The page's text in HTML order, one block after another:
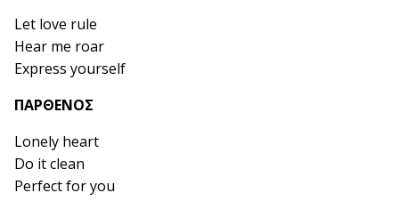
Let love rule
Hear me roar
Express yourself
ΠΑΡΘΕΝΟΣ
Lonely heart
Do it clean
Perfect for you